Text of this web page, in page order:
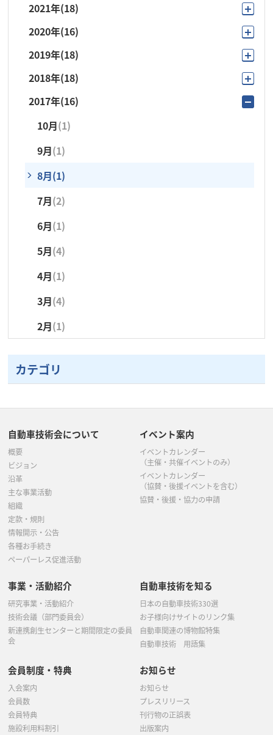
3月 (1)
(1)
6月(3)
5月 (3)
(2)
10月(1)
9月(3)
8月 (1)
(3)
10月(3)
9月(1)
8月(1)
7月 (2)
(5)
(3)
(2)
(3)
(2)
10月(3)
9月(1)
8月(1)
7月(2)
6月 (4)
5月(3)
4月(2)
3月(3)
2月(1)
1月(1)
2021年(18)
11月(1)
10月(3)
9月(3)
8月(1)
7月(2)
6月(2)
5月(4)
4月(1)
2月(1)
2020年(16)
12月(1)
10月(2)
9月(2)
6月(1)
5月(1)
4月(7)
3月(2)
2019年(18)
11月(1)
10月(2)
9月(1)
8月(1)
7月(4)
5月(4)
3月(5)
2018年(18)
11月(1)
10月(1)
9月(1)
7月(4)
6月(1)
5月(5)
4月(2)
3月(2)
2月(1)
2017年(16)
10月(1)
9月(1)
8月(1)
7月(2)
6月(1)
5月(4)
4月(1)
3月(4)
2月(1)
カテゴリ
自動車技術会について
概要
ビジョン
沿革
主な事業活動
組織
定款・規則
情報開示・公告
各種お手続き
ペーパーレス促進活動
イベント案内
イベントカレンダー
（主催・共催イベントのみ）
イベントカレンダー
（協賛・後援イベントを含む）
協賛・後援・協力の申請
事業・活動紹介
研究事業・活動紹介
技術会議（部門委員会）
新連携創生センターと期間限定の委員
会
自動車技術を知る
日本の自動車技術330選
お子様向けサイトのリンク集
自動車関連の博物館特集
自動車技術 用語集
会員制度・特典
入会案内
会員数
会員特典
施設利用料割引
お知らせ
お知らせ
プレスリリース
刊行物の正誤表
出版案内